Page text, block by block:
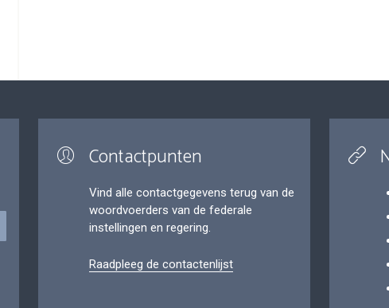
Contactpunten
Vind alle contactgegevens terug van de
woordvoerders van de federale
instellingen en regering.
Raadpleeg de contactenlijst